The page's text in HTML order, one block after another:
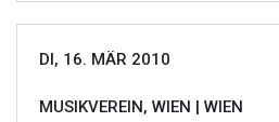
DI, 16. MÄR 2010
MUSIKVEREIN, WIEN | WIEN